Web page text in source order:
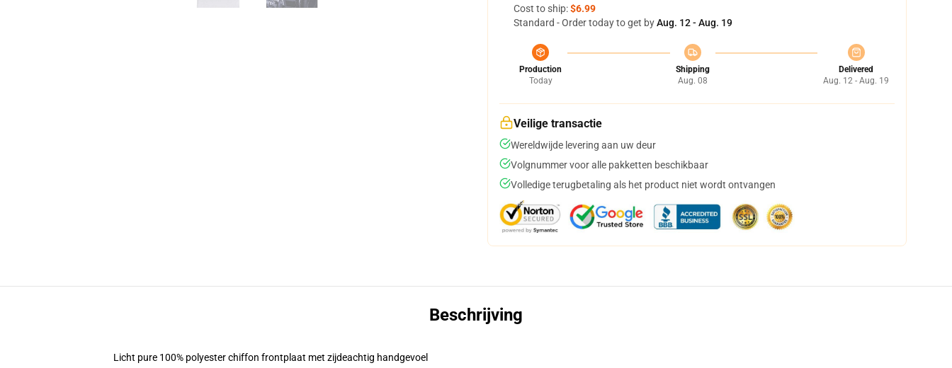
Cost to ship:$6.99
Standard - Order today to get byAug. 12 - Aug. 19
Production
Today
Shipping
Aug. 08
Delivered
Aug. 12 - Aug. 19
Veilige transactie
Wereldwijde levering aan uw deur
Volgnummer voor alle pakketten beschikbaar
Volledige terugbetaling als het product niet wordt ontvangen
Beschrijving
Licht pure 100% polyester chiffon frontplaat met zijdeachtig handgevoel